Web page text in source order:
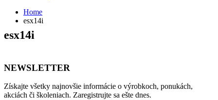
Home
esx14i
esx14i
NEWSLETTER
Získajte všetky najnovšie informácie o výrobkoch, ponukách,
akciách či školeniach. Zaregistrujte sa ešte dnes.